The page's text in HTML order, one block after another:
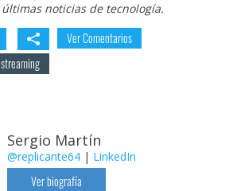
noticias de tecnología.
Ver Comentarios
Sergio Martín
@replicante64 | LinkedIn
Ver biografía